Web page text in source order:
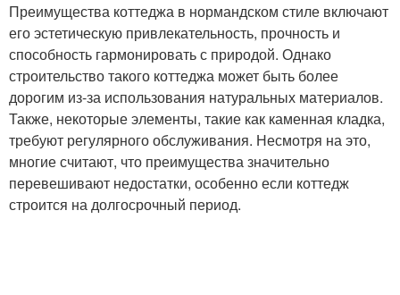
Преимущества коттеджа в нормандском стиле включают
его эстетическую привлекательность, прочность и
способность гармонировать с природой. Однако
строительство такого коттеджа может быть более
дорогим из-за использования натуральных материалов.
Также, некоторые элементы, такие как каменная кладка,
требуют регулярного обслуживания. Несмотря на это,
многие считают, что преимущества значительно
перевешивают недостатки, особенно если коттедж
строится на долгосрочный период.